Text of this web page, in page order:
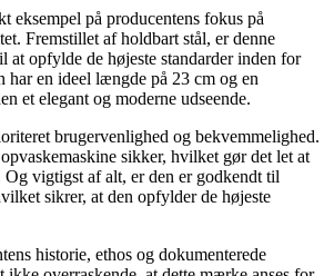
eksempel på producentens fokus på
Fremstillet af holdbart stål, er denne
at opfylde de højeste standarder inden for
har en ideel længde på 23 cm og en
et elegant og moderne udseende.
brugervenlighed og bekvemmelighed.
sikker, hvilket gør det let at
vigtigst af alt, er den er godkendt til
sikrer, at den opfylder de højeste
historie, ethos og dokumenterede